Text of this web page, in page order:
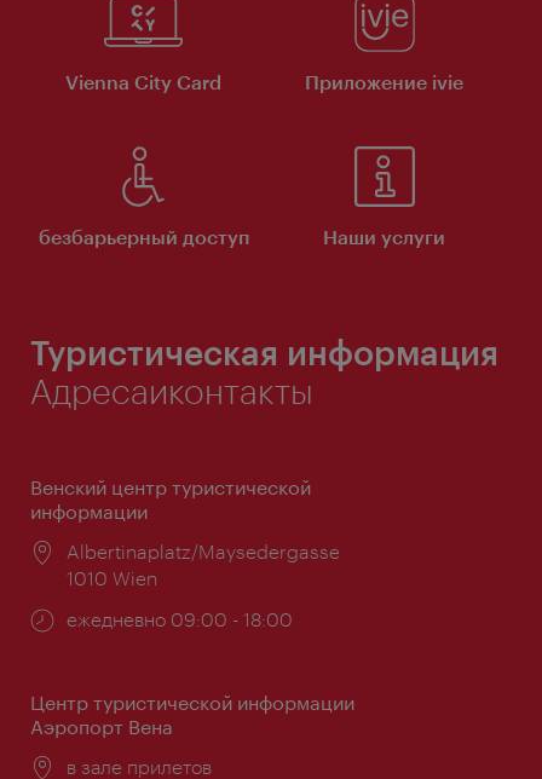
Vienna City Card Приложение ivie
безбарьерный доступ Наши услуги
Туристическая информация
Адресаиконтакты
Венский центр туристической
информации
Расположение:
Albertinaplatz/Maysedergasse
1010 Wien
Часы
ежедневно 09:00 - 18:00
Центр туристической информации
Аэропорт Вена
Расположение:
в зале прилетов